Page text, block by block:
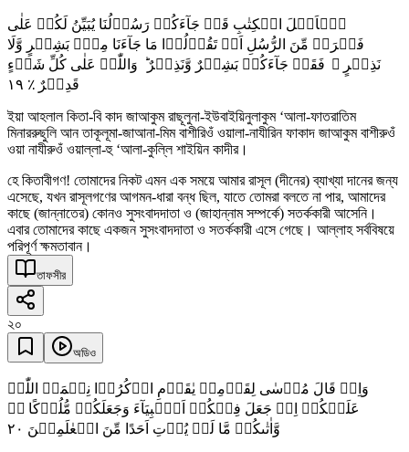
یٰۤاَہۡلَ الۡکِتٰبِ قَدۡ جَآءَکُمۡ رَسُوۡلُنَا یُبَیِّنُ لَکُمۡ عَلٰی
فَتۡرَۃٍ مِّنَ الرُّسُلِ اَنۡ تَقُوۡلُوۡا مَا جَآءَنَا مِنۡۢ بَشِیۡرٍ وَّلَا
نَذِیۡرٍ ۫ فَقَدۡ جَآءَکُمۡ بَشِیۡرٌ وَّنَذِیۡرٌ ؕ وَاللّٰہُ عَلٰی کُلِّ شَیۡءٍ
قَدِیۡرٌ ٪ ١٩
ইয়া আহলাল কিতা-বি কাদ জাআকুম রাছূলুনা-ইউবাইয়িনুলাকুম ‘আলা-ফাতরাতিম
মিনাররুছুলি আন তাকূলূমা-জাআনা-মিম বাশীরিওঁ ওয়ালা-নাযীরিন ফাকাদ জাআকুম বাশীরুওঁ
ওয়া নাযীরুওঁ ওয়াল্লা-হু ‘আলা-কুল্লি শাইয়িন কাদীর।
হে কিতাবীগণ! তোমাদের নিকট এমন এক সময়ে আমার রাসূল (দীনের) ব্যাখ্যা দানের জন্য
এসেছে, যখন রাসূলগণের আগমন-ধারা বন্ধ ছিল, যাতে তোমরা বলতে না পার, আমাদের
কাছে (জান্নাতের) কোনও সুসংবাদদাতা ও (জাহান্নাম সম্পর্কে) সতর্ককারী আসেনি।
এবার তোমাদের কাছে একজন সুসংবাদদাতা ও সতর্ককারী এসে গেছে। আল্লাহ সর্ববিষয়ে
পরিপূর্ণ ক্ষমতাবান।
তাফসীর
২০
অডিও
وَاِذۡ قَالَ مُوۡسٰی لِقَوۡمِہٖ یٰقَوۡمِ اذۡکُرُوۡا نِعۡمَۃَ اللّٰہِ
عَلَیۡکُمۡ اِذۡ جَعَلَ فِیۡکُمۡ اَنۡۢبِیَآءَ وَجَعَلَکُمۡ مُّلُوۡکًا ٭ۖ
وَّاٰتٰىکُمۡ مَّا لَمۡ یُؤۡتِ اَحَدًا مِّنَ الۡعٰلَمِیۡنَ ٢۰